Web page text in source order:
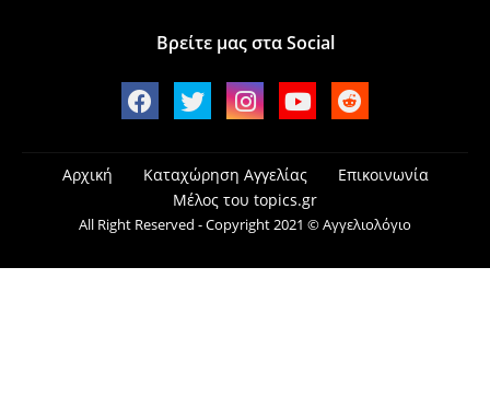
Βρείτε μας στα Social
Αρχική Καταχώρηση Αγγελίας
Επικοινωνία
Μέλος του topics.gr
All Right Reserved - Copyright 2021 © Αγγελιολόγιο